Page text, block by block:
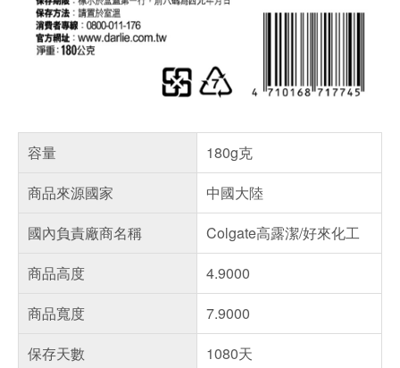
容量
180g克
商品來源國家
中國大陸
國內負責廠商名稱
Colgate高露潔/好來化工
商品高度
4.9000
商品寬度
7.9000
保存天數
1080天